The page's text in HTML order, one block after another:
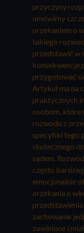
przyczyny
omówimy
orzekaniem o
takiego
przedstawić w
konsekwencje
przygotować
Artykuł ma na
praktycznych
osobom, które
rozwodu z
specyfiki tego
skutecznego
sądem.
często
emocjonalnie
orzekania o
zachowanie
zawinione i